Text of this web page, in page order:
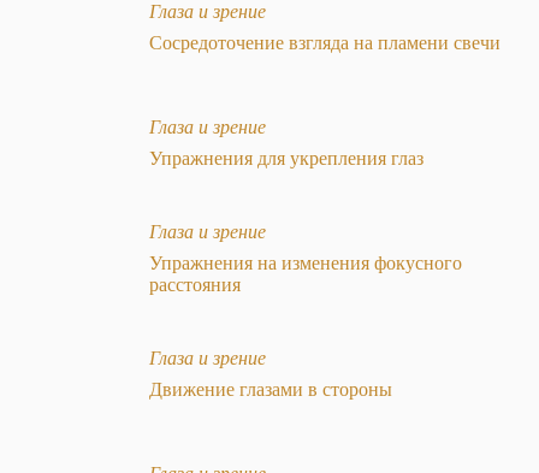
Глаза и зрение
Сосредоточение взгляда на пламени свечи
Глаза и зрение
Упражнения для укрепления глаз
Глаза и зрение
Упражнения на изменения фокусного
расстояния
Глаза и зрение
Движение глазами в стороны